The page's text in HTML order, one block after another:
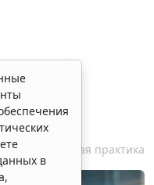
Судебная практика
в